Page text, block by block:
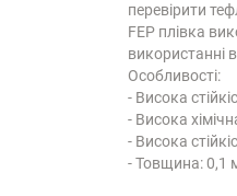
перевірити
FEP плівка
використанні
Особливості:
- Висока
- Висока
- Висока
- Товщина: 0,1